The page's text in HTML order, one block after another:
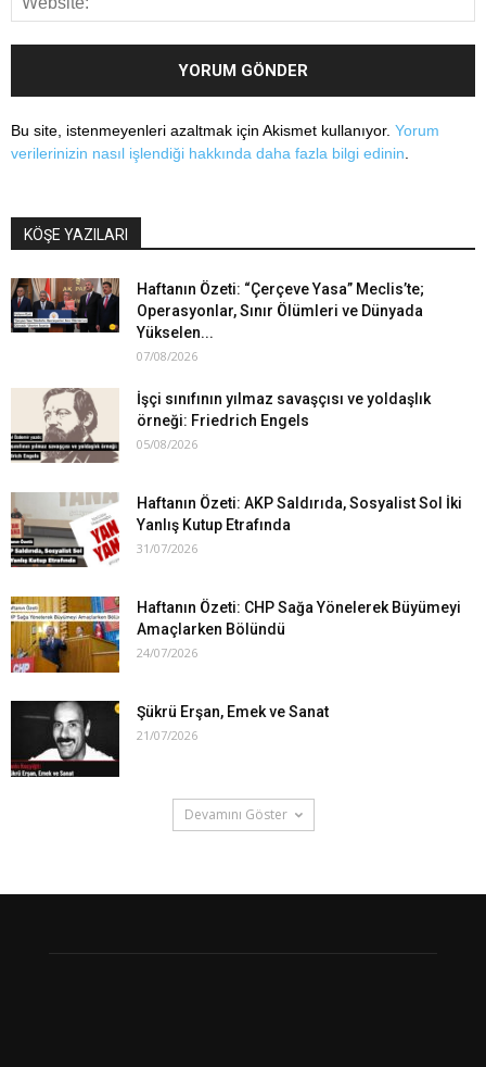
Bu site, istenmeyenleri azaltmak için Akismet kullanıyor. Yorum
verilerinizin nasıl işlendiği hakkında daha fazla bilgi edinin
KÖŞE YAZILARI
Haftanın Özeti: “Çerçeve Yasa” Meclis’te;
Operasyonlar, Sınır Ölümleri ve Dünyada
Yükselen...
07/08/2026
İşçi sınıfının yılmaz savaşçısı ve yoldaşlık
örneği: Friedrich Engels
05/08/2026
Haftanın Özeti: AKP Saldırıda, Sosyalist Sol İki
Yanlış Kutup Etrafında
31/07/2026
Haftanın Özeti: CHP Sağa Yönelerek Büyümeyi
Amaçlarken Bölündü
24/07/2026
Şükrü Erşan, Emek ve Sanat
21/07/2026
Devamını Göster